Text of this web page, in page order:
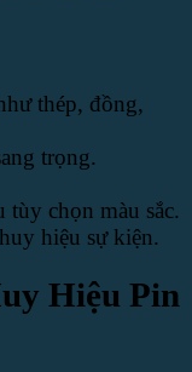
thép, đồng,
trọng.
chọn màu sắc.
hiệu sự kiện.
Hiệu Pin